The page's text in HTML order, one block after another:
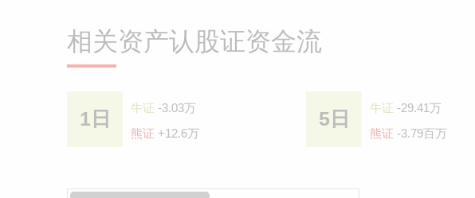
相关资产认股证资金流
1日 牛证 -3.03万
熊证 +12.6万
5日 牛证 -29.41万
熊证 -3.79百万